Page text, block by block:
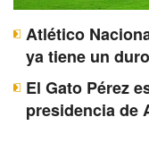
Atlético
ya tiene un
El Gato Pérez
presidencia de